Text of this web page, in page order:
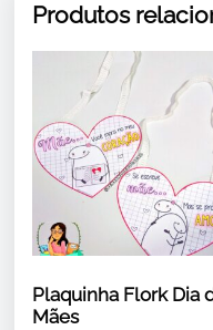
Produtos
Plaquinha Flork Dia
Mães